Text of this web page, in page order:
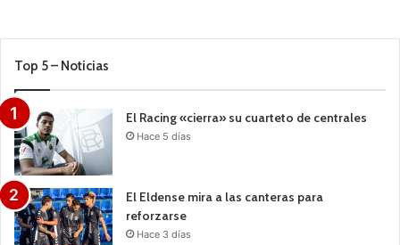
Top 5 – Noticias
El Racing «cierra» su cuarteto de centrales
Hace 5 días
El Eldense mira a las canteras para
reforzarse
Hace 3 días